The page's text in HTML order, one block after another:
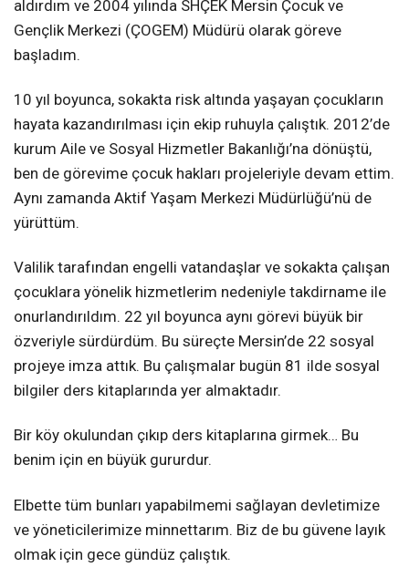
aldırdım ve 2004 yılında SHÇEK Mersin Çocuk ve
Gençlik Merkezi (ÇOGEM) Müdürü olarak göreve
başladım.
10 yıl boyunca, sokakta risk altında yaşayan çocukların
hayata kazandırılması için ekip ruhuyla çalıştık. 2012’de
kurum Aile ve Sosyal Hizmetler Bakanlığı’na dönüştü,
ben de görevime çocuk hakları projeleriyle devam ettim.
Aynı zamanda Aktif Yaşam Merkezi Müdürlüğü’nü de
yürüttüm.
Valilik tarafından engelli vatandaşlar ve sokakta çalışan
çocuklara yönelik hizmetlerim nedeniyle takdirname ile
onurlandırıldım. 22 yıl boyunca aynı görevi büyük bir
özveriyle sürdürdüm. Bu süreçte Mersin’de 22 sosyal
projeye imza attık. Bu çalışmalar bugün 81 ilde sosyal
bilgiler ders kitaplarında yer almaktadır.
Bir köy okulundan çıkıp ders kitaplarına girmek… Bu
benim için en büyük gururdur.
Elbette tüm bunları yapabilmemi sağlayan devletimize
ve yöneticilerimize minnettarım. Biz de bu güvene layık
olmak için gece gündüz çalıştık.